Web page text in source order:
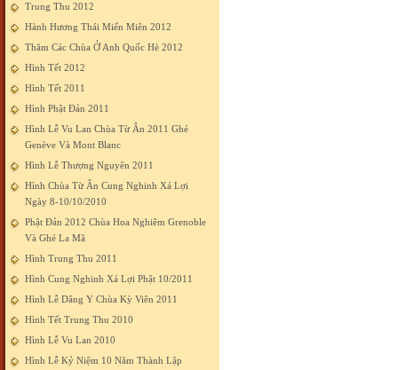
Trung Thu 2012
Hành Hương Thái Miến Miên 2012
Thăm Các Chùa Ở Anh Quốc Hè 2012
Hình Tết 2012
Hình Tết 2011
Hình Phật Đản 2011
Hình Lễ Vu Lan Chùa Từ Ân 2011 Ghé
Genève Và Mont Blanc
Hình Lễ Thượng Nguyên 2011
Hình Chùa Từ Ân Cung Nghinh Xá Lợi
Ngày 8-10/10/2010
Phật Đản 2012 Chùa Hoa Nghiêm Grenoble
Và Ghé La Mã
Hình Trung Thu 2011
Hình Cung Nghinh Xá Lợi Phật 10/2011
Hình Lễ Dâng Y Chùa Kỳ Viên 2011
Hình Tết Trung Thu 2010
Hình Lễ Vu Lan 2010
Hình Lễ Kỷ Niệm 10 Năm Thành Lập